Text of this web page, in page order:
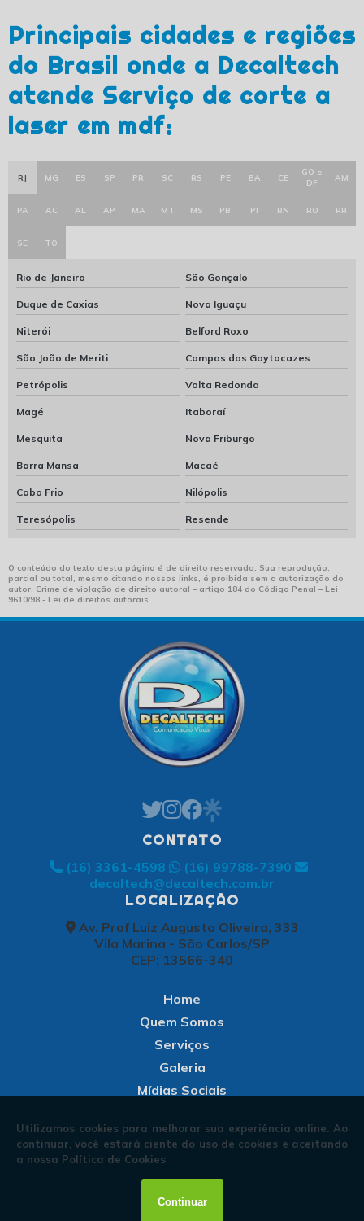
Principais cidades e regiões
do Brasil onde a Decaltech
atende Serviço de corte a
laser em mdf:
RJ MG ES SP PR SC RS PE BA CE
GO e
DF
AM
PA AC AL AP MA MT MS PB PI RN RO RR
SE TO
Rio de Janeiro São Gonçalo
Duque de Caxias Nova Iguaçu
Niterói Belford Roxo
São João de Meriti Campos dos Goytacazes
Petrópolis Volta Redonda
Magé Itaboraí
Mesquita Nova Friburgo
Barra Mansa Macaé
Cabo Frio Nilópolis
Teresópolis Resende
O conteúdo do texto desta página é de direito reservado. Sua reprodução,
parcial ou total, mesmo citando nossos links, é proibida sem a autorização do
autor. Crime de violação de direito autoral – artigo 184 do Código Penal – Lei
9610/98 - Lei de direitos autorais.
CONTATO
(16) 3361-4598
(16) 99788-7390
decaltech@decaltech.com.br
LOCALIZAÇÃO
Av. Prof Luiz Augusto Oliveira, 333
Vila Marina - São Carlos/SP
CEP: 13566-340
Home
Quem Somos
Serviços
Galeria
Mídias Sociais
Contato
Mapa do site